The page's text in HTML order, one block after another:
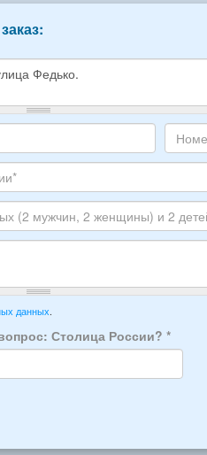
Номер
и
Skype
данных
Столица России? *